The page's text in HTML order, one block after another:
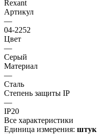
Rexant
Артикул
—
04-2252
Цвет
—
Серый
Материал
—
Сталь
Степень защиты IP
—
IP20
Все характеристики
Единица измерения: штук